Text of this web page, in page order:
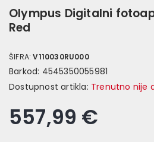
Olympus Digitalni
Red
ŠIFRA:V110030RU000
Barkod: 4545350055981
Dostupnost artikla: Trenutno nije
557,99 €